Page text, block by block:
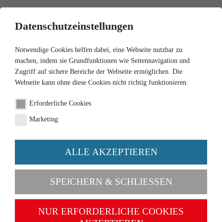
1:160
Fire service DL 30
Order number 096203
Datenschutzeinstellungen
Notwendige Cookies helfen dabei, eine Webseite nutzbar zu
machen, indem sie Grundfunktionen wie Seitennavigation und
Zugriff auf sichere Bereiche der Webseite ermöglichen. Die
Webseite kann ohne diese Cookies nicht richtig funktionieren.
Erforderliche Cookies
Marketing
ALLE AKZEPTIEREN
SPEICHERN & SCHLIESSEN
NUR ERFORDERLICHE COOKIES